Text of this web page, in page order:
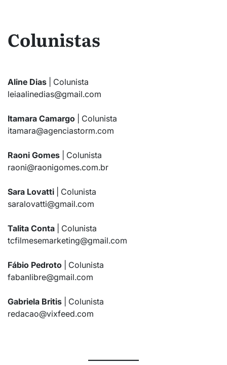
Colunistas
Aline Dias | Colunista
leiaalinedias@gmail.com
Itamara Camargo | Colunista
itamara@agenciastorm.com
Raoni Gomes | Colunista
raoni@raonigomes.com.br
Sara Lovatti | Colunista
saralovatti@gmail.com
Talita Conta | Colunista
tcfilmesemarketing@gmail.com
Fábio Pedroto | Colunista
fabanlibre@gmail.com
Gabriela Britis | Colunista
redacao@vixfeed.com